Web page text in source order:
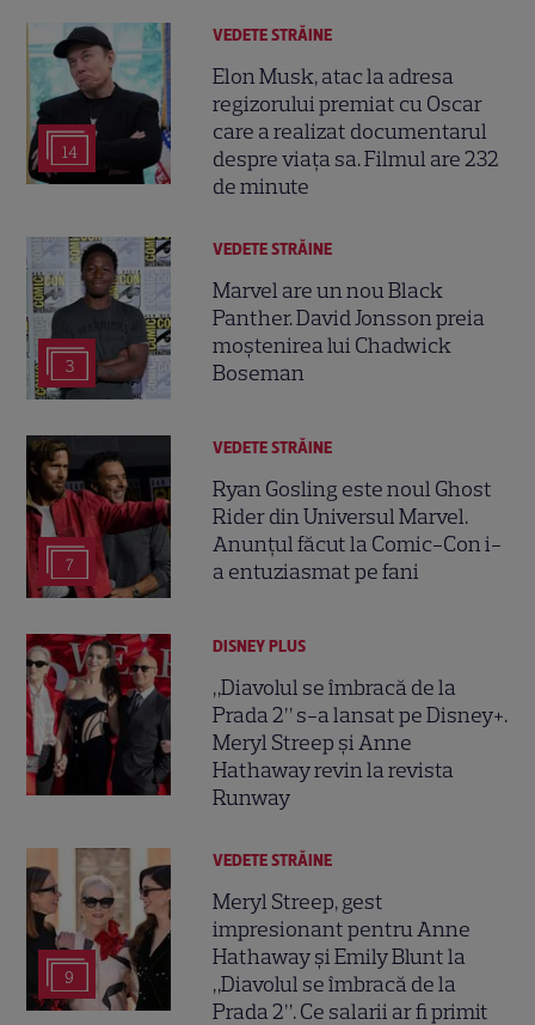
14
VEDETE STRĂINE
Elon Musk, atac la adresa
regizorului premiat cu Oscar
care a realizat documentarul
despre viața sa. Filmul are 232
de minute
3
VEDETE STRĂINE
Marvel are un nou Black
Panther. David Jonsson preia
moștenirea lui Chadwick
Boseman
7
VEDETE STRĂINE
Ryan Gosling este noul Ghost
Rider din Universul Marvel.
Anunțul făcut la Comic-Con i-
a entuziasmat pe fani
DISNEY PLUS
„Diavolul se îmbracă de la
Prada 2” s-a lansat pe Disney+.
Meryl Streep și Anne
Hathaway revin la revista
Runway
9
VEDETE STRĂINE
Meryl Streep, gest
impresionant pentru Anne
Hathaway și Emily Blunt la
„Diavolul se îmbracă de la
Prada 2”. Ce salarii ar fi primit